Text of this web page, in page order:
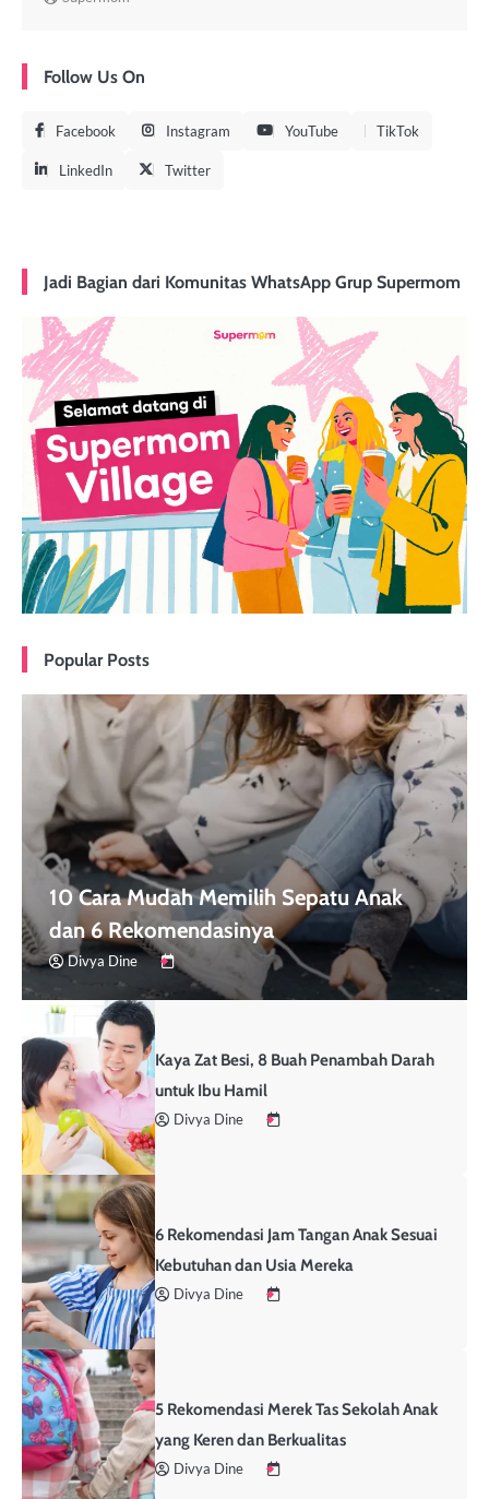
Follow Us On
Facebook Instagram YouTube TikTok
LinkedIn Twitter
Jadi Bagian dari Komunitas WhatsApp Grup Supermom
Popular Posts
10 Cara Mudah Memilih Sepatu Anak
dan 6 Rekomendasinya
Divya Dine
Kaya Zat Besi, 8 Buah Penambah Darah
untuk Ibu Hamil
Divya Dine
6 Rekomendasi Jam Tangan Anak Sesuai
Kebutuhan dan Usia Mereka
Divya Dine
5 Rekomendasi Merek Tas Sekolah Anak
yang Keren dan Berkualitas
Divya Dine